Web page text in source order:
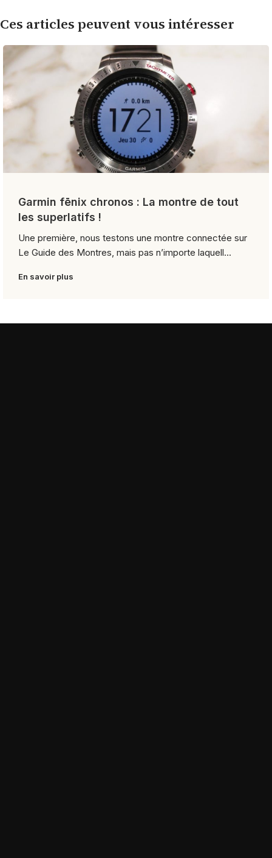
Ces articles peuvent vous intéresser
Garmin fēnix chronos : La montre de tout
les superlatifs !
Une première, nous testons une montre connectée sur
Le Guide des Montres, mais pas n’importe laquell...
En savoir plus